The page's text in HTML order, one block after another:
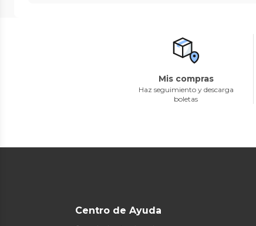
Mis compras
Haz seguimiento y descarga
boletas
Centro de Ayuda